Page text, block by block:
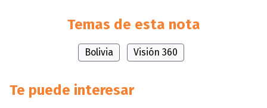
Temas de esta nota
Bolivia Visión 360
Te puede interesar